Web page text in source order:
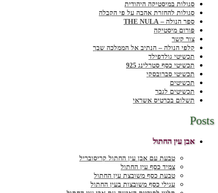
סגולות במיסטיקה היהודית
סגולות להחזרת אהבה על פי הקבלה
ספר הנולה – THE NULA
פורום מיסטיקה
צור קשר
קלפי הנולה – הנתיב אל הממלכה שבך
תכשיטי גולדפילד
תכשיטי כסף סטרלינג 925
תכשיטי סברובסקי
תכשיטים
תכשיטים לגבר
תשלום בכרטיס אשראי
Posts
אבן עין החתול
טבעת עם אבן עין החתול קריסובריל
צמיד כסף עין החתול
טבעת כסף משובצת עין החתול
עגילי כסף משובצות בעין החתול